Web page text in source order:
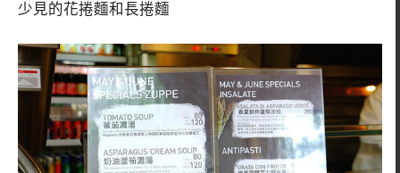
少見的花捲麵和長捲麵